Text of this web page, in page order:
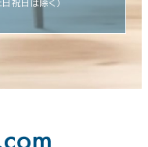
祝日は除く）